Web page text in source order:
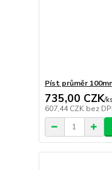
Píst průměr
735,00 CZK/ks
607,44 CZK bez